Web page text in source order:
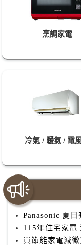
烹調家電
冷氣 / 暖氣 / 電
Panasonic 夏日
115年住宅家電
買節能家電減